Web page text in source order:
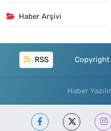
Haber Arşivi
RSS Copyright
Haber